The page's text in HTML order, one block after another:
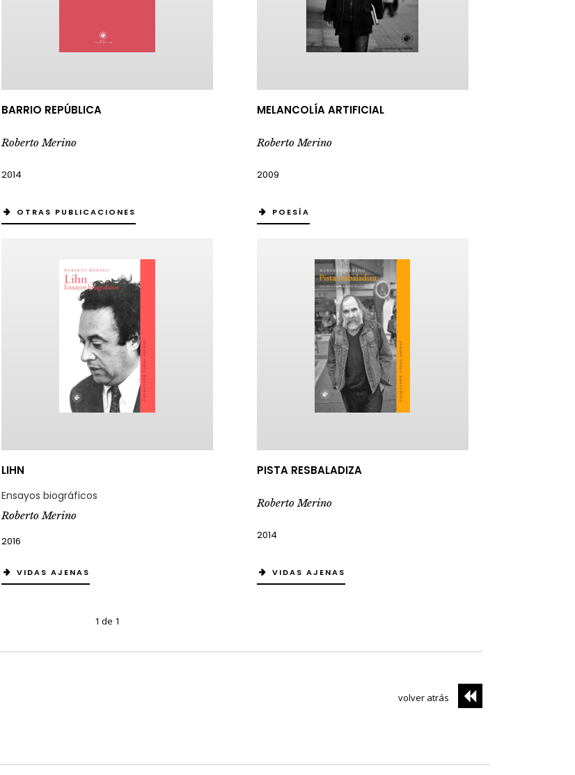
BARRIO REPÚBLICA
Roberto Merino
2014
OTRAS PUBLICACIONES
MELANCOLÍA ARTIFICIAL
Roberto Merino
2009
POESÍA
LIHN
Ensayos biográficos
Roberto Merino
2016
VIDAS AJENAS
PISTA RESBALADIZA
Roberto Merino
2014
VIDAS AJENAS
1 de 1
volver atrás